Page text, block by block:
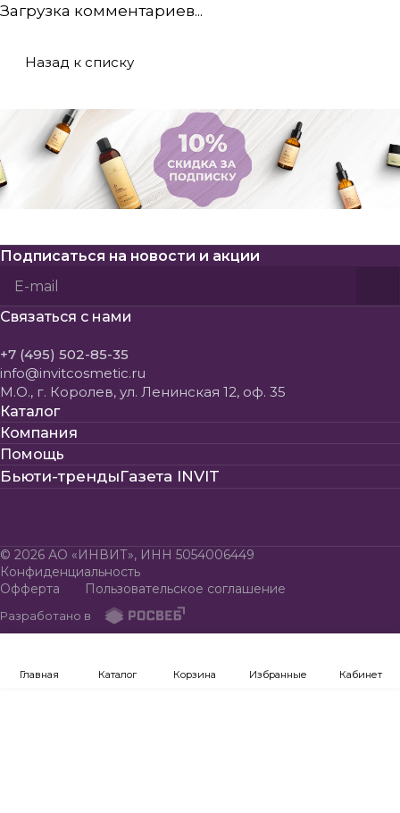
Загрузка комментариев...
Назад к списку
Подписаться на новости и акции
Политикой конфиденциальности
Связаться с нами
+7 (495) 502-85-35
info@invitcosmetic.ru
М.О., г. Королев, ул. Ленинская 12, оф. 35
Каталог
Компания
Помощь
Бьюти-трендыГазета INVIT
© 2026 АО «ИНВИТ», ИНН 5054006449
Конфиденциальность
Офферта
Пользовательское соглашение
Разработано в
Главная Каталог Корзина Избранные Кабинет